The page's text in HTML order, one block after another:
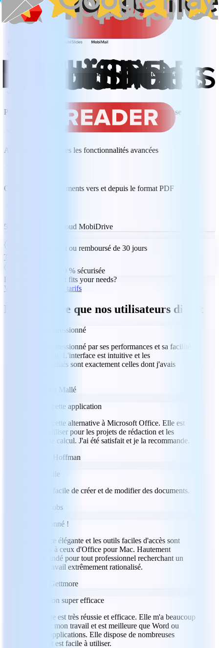
Acheter maintenant
Associé exclusivement à un seul ordinateur de bureau
Paiement unique idéal pour lesbesoins d'édition de base
Accès illimité à toutes les fonctionnalités avancées
Conversion de documents vers et depuis le format PDF
5 Go de stockage cloud MobiDrive
Garantie satisfait ou remboursé de 30 jours
Trustpilot
Transaction 100 % sécurisée
Don't see a plan that fits your needs?
Voir les offres et les tarifs
Découvrez ce que nos utilisateurs disent
Je suis impressionné
Je suis impressionné par ses performances et sa facilité
d'utilisation. L'interface est intuitive et les
fonctionnalités sont exactement celles dont j'avais
Labass Mallé
J'ai aimé cette application
J'ai aimé cette alternative à Microsoft Office. Elle est
facile à utiliser pour les projets de rédaction et les
feuilles de calcul. J'ai été satisfait et je la recommande.
Ryan Hoffman
Super facile
Il est très facile de créer et de modifier des documents.
Jeff Jacobs
Impressionné !
L'interface élégante et les outils faciles d'accès sont
similaires à ceux d'Office pour Mac. Hautement
recommandé pour tout professionnel recherchant un
flux de travail extrêmement rationalisé.
Paul Gettmore
Application super efficace
Cette suite est très réussie et efficace. Elle m'a beaucoup
aidé avec mon travail et est meilleure que Word ou
d'autres applications. Elle dispose de nombreuses
options et est facile à utiliser.